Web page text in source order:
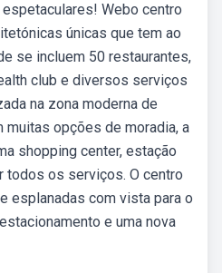
Webo centro
únicas que tem ao
se incluem 50 restaurantes,
club e diversos serviços
na zona moderna de
muitas opções de moradia, a
shopping center, estação
todos os serviços. O centro
esplanadas com vista para o
e uma nova